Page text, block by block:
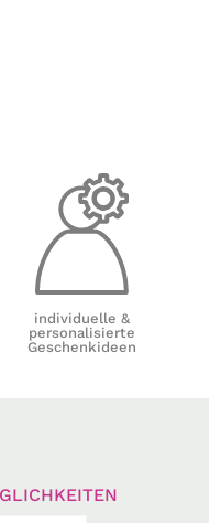
individuelle &
personalisierte
Geschenkideen